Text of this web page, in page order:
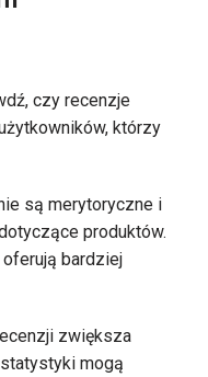
czy recenzje
którzy
są merytoryczne i
produktów.
bardziej
zwiększa
mogą